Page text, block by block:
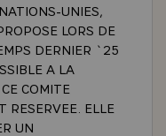
UNIES,
LORS DE
DERNIER `25
A LA
COMITE
RESERVEE. ELLE
UN